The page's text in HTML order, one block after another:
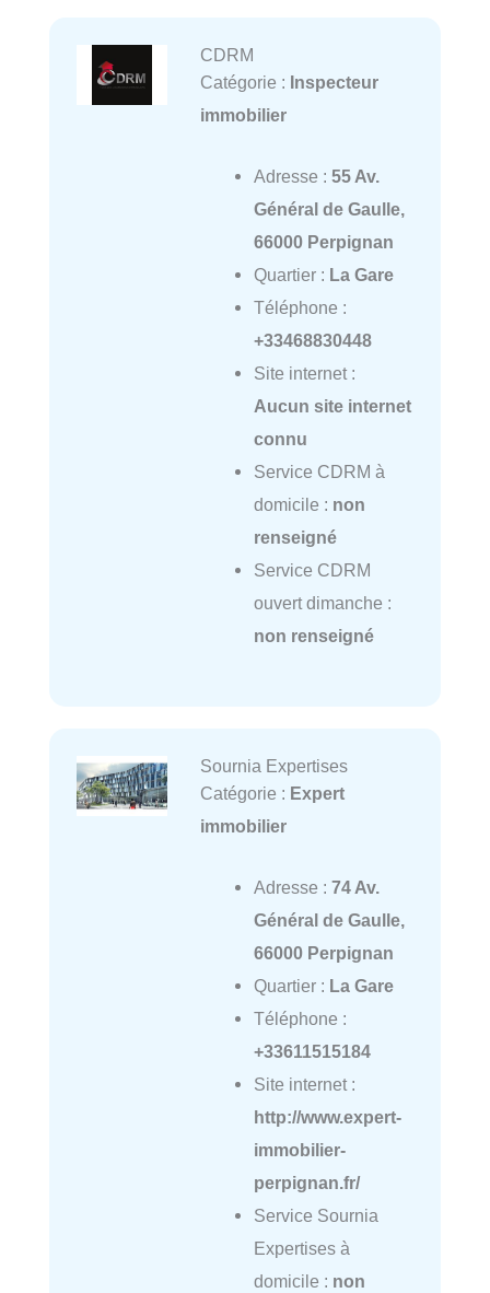
CDRM
Catégorie : Inspecteur
immobilier
Adresse : 55 Av.
Général de Gaulle,
66000 Perpignan
Quartier : La Gare
Téléphone :
+33468830448
Site internet :
Aucun site internet
connu
Service CDRM à
domicile : non
renseigné
Service CDRM
ouvert dimanche :
non renseigné
Sournia Expertises
Catégorie : Expert
immobilier
Adresse : 74 Av.
Général de Gaulle,
66000 Perpignan
Quartier : La Gare
Téléphone :
+33611515184
Site internet :
http://www.expert-
immobilier-
perpignan.fr/
Service Sournia
Expertises à
domicile : non